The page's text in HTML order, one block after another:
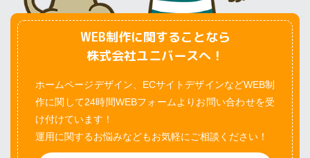
WEB制作に関することなら
株式会社ユニバースへ！
ホームページデザイン、ECサイトデザインなどWEB制
作に関して24時間WEBフォームよりお問い合わせを受
け付けています！
運用に関するお悩みなどもお気軽にご相談ください！